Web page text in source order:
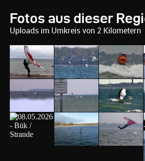
Fotos aus dieser
Uploads im Umkreis von 2 Kilometern